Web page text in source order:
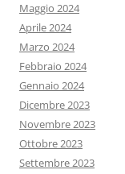
Maggio 2024
Aprile 2024
Marzo 2024
Febbraio 2024
Gennaio 2024
Dicembre 2023
Novembre 2023
Ottobre 2023
Settembre 2023